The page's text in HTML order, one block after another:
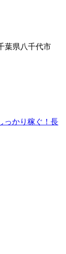
葉県八千代市
っかり稼ぐ！長